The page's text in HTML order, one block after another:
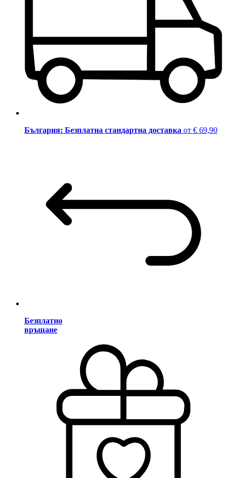
България: Безплатна стандартна доставка от € 69,90
Безплатно
връщане